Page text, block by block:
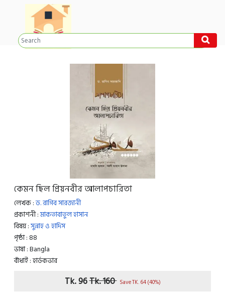
কেমন ছিল প্রিয়নবীর আলাপচারিতা
লেখক :ড. রাগিব সারজানী
প্রকাশনী :মাকতাবাতুল হাসান
বিষয় :সুন্নাহ ও হাদিস
পৃষ্ঠা : 88
ভাষা : Bangla
বাঁধাই : হার্ডকভার
Tk. 96Tk. 160 Save TK. 64 (40%)